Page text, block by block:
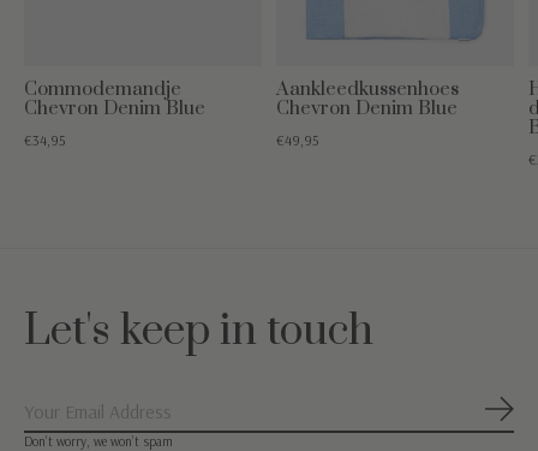
Commodemandje
Chevron Denim Blue
€34,95
Aankleedkussenhoes
Chevron Denim Blue
€49,95
Let's keep in touch
Don’t worry, we won’t spam